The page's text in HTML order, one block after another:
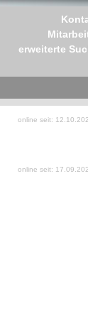
erweiterte
online seit:
online seit: